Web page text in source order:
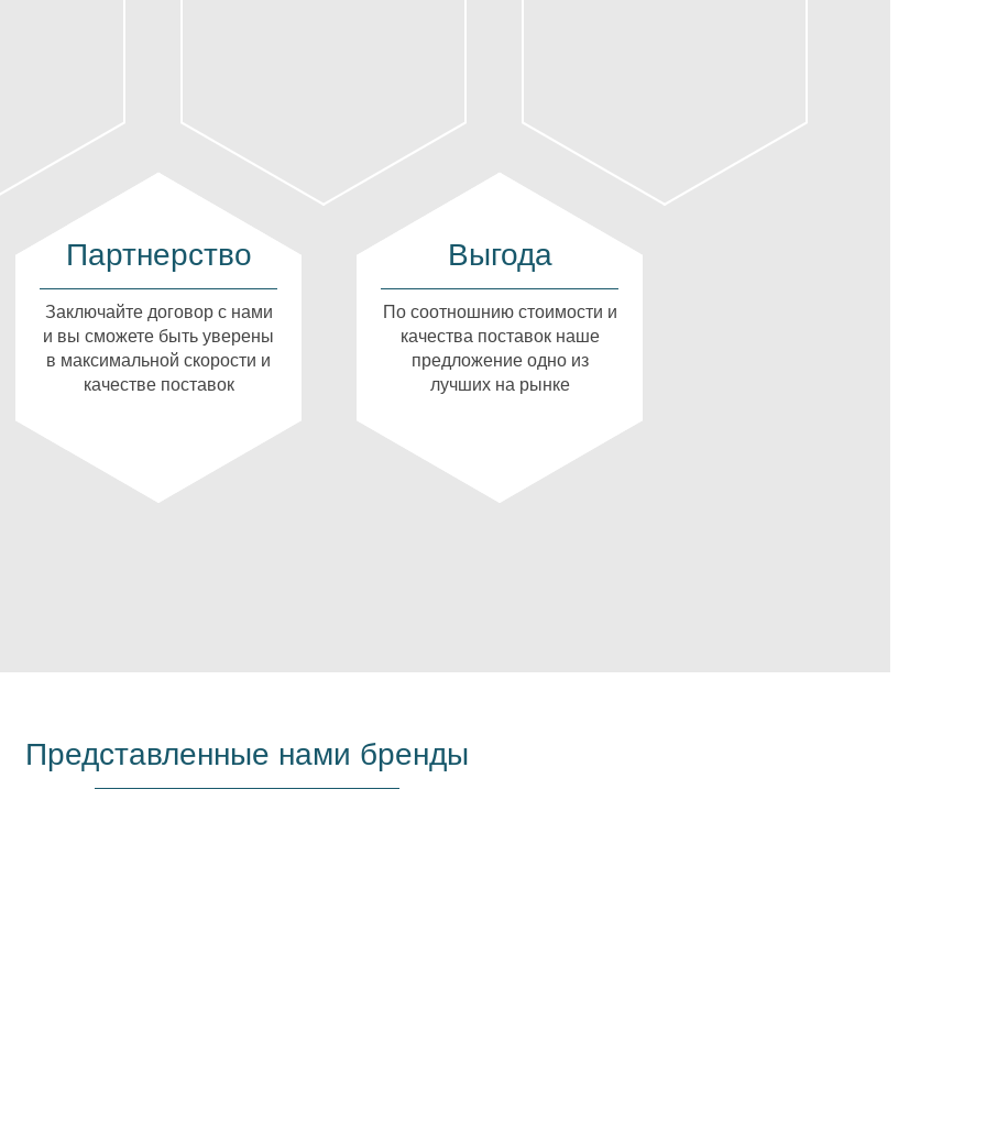
Партнерство
Заключайте договор с нами
и вы сможете быть уверены
в максимальной скорости и
качестве поставок
Выгода
По соотношнию стоимости и
качества поставок наше
предложение одно из
лучших на рынке
Представленные нами бренды